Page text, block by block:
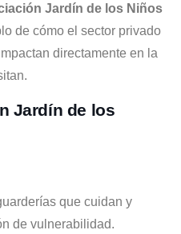
Jardín de los Niños
de cómo el sector privado
directamente en la
Jardín de los
que cuidan y
de vulnerabilidad.